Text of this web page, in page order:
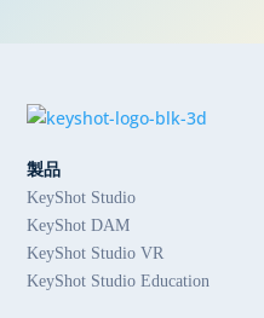
製品
KeyShot Studio
KeyShot DAM
KeyShot Studio VR
KeyShot Studio Education